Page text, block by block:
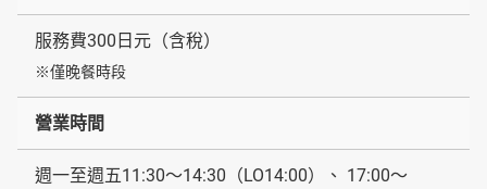
服務費300日元（含稅）
※僅晚餐時段
營業時間
週一至週五11:30〜14:30（LO14:00）、 17:00〜